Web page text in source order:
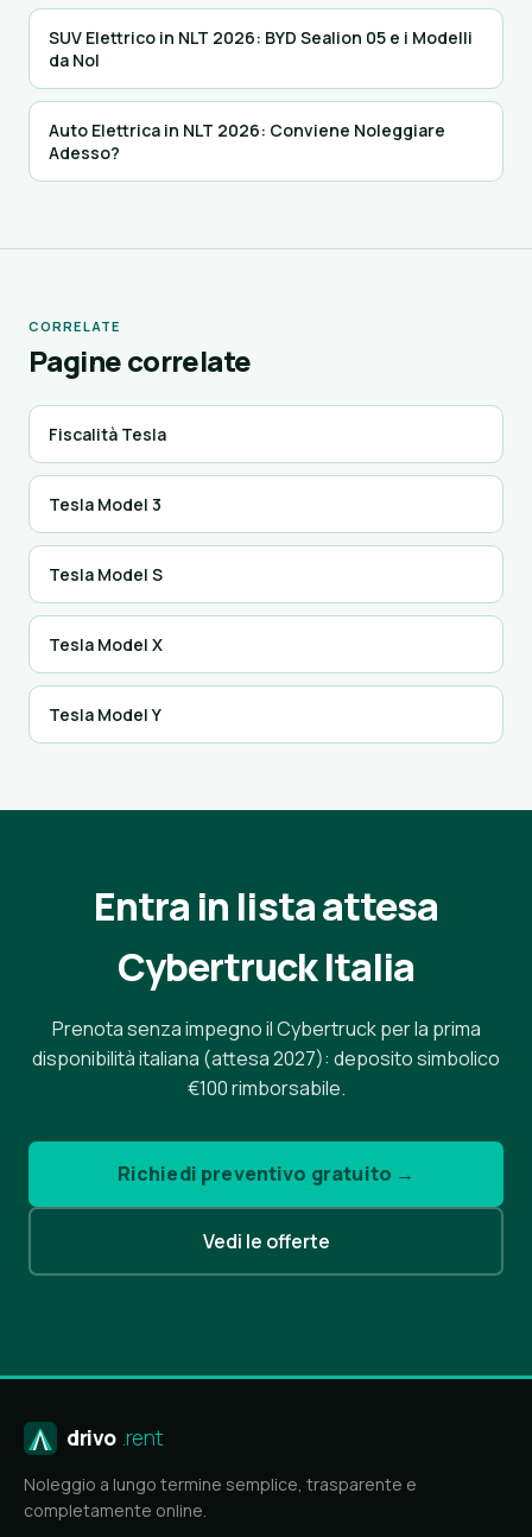
SUV Elettrico in NLT 2026: BYD Sealion 05 e i Modelli
da Nol
Auto Elettrica in NLT 2026: Conviene Noleggiare
Adesso?
CORRELATE
Pagine correlate
Fiscalità Tesla
Tesla Model 3
Tesla Model S
Tesla Model X
Tesla Model Y
Entra in lista attesa
Cybertruck Italia
Prenota senza impegno il Cybertruck per la prima
disponibilità italiana (attesa 2027): deposito simbolico
€100 rimborsabile.
Richiedi preventivo gratuito →
Vedi le offerte
drivo .rent
Noleggio a lungo termine semplice, trasparente e
completamente online.